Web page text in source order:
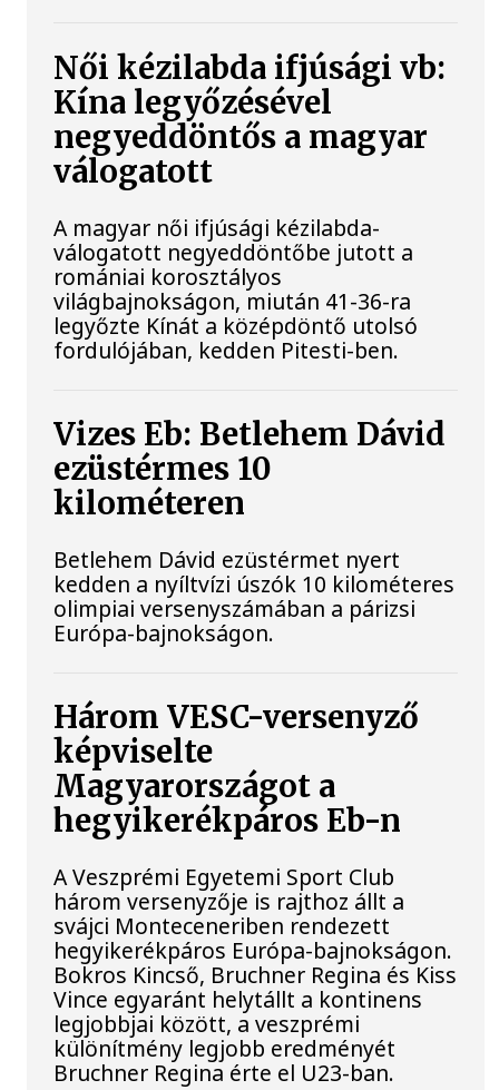
Női kézilabda ifjúsági vb:
Kína legyőzésével
negyeddöntős a magyar
válogatott
A magyar női ifjúsági kézilabda-
válogatott negyeddöntőbe jutott a
romániai korosztályos
világbajnokságon, miután 41-36-ra
legyőzte Kínát a középdöntő utolsó
fordulójában, kedden Pitesti-ben.
Vizes Eb: Betlehem Dávid
ezüstérmes 10
kilométeren
Betlehem Dávid ezüstérmet nyert
kedden a nyíltvízi úszók 10 kilométeres
olimpiai versenyszámában a párizsi
Európa-bajnokságon.
Három VESC-versenyző
képviselte
Magyarországot a
hegyikerékpáros Eb-n
A Veszprémi Egyetemi Sport Club
három versenyzője is rajthoz állt a
svájci Monteceneriben rendezett
hegyikerékpáros Európa-bajnokságon.
Bokros Kincső, Bruchner Regina és Kiss
Vince egyaránt helytállt a kontinens
legjobbjai között, a veszprémi
különítmény legjobb eredményét
Bruchner Regina érte el U23-ban.